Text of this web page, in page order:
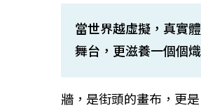
當世界越虛擬，真實
舞台，更滋養一個個
牆，是街頭的畫布，更